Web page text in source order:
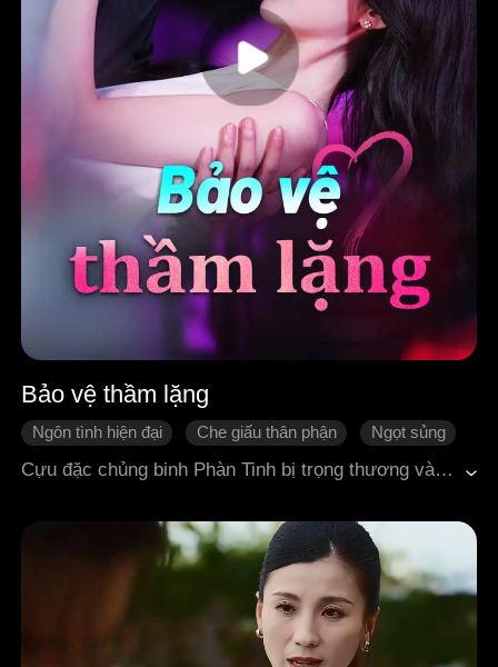
Bảo vệ thầm lặng
Ngôn tình hiện đại Che giấu thân phận
Ngọt sủng
Cưới trước yêu sau
Tổng tài
Cựu đặc chủng binh Phàn Tinh bị trọng thương và buộc phải giải ngũ sau một nhiệm vụ thất bại. Ba năm sau, anh làm bảo vệ tại công ty truyền thông trực thuộc Tập đoàn Hiền Tĩnh, đồng thời âm thầm điều tra chân tướng cái chết của cha mình. Chiến hữu cũ của cha anh là Lâm Hiền tìm đến Phàn Tinh, đề nghị gả con gái Lâm Thần cho anh, nhưng thực chất là muốn anh bí mật bảo vệ cô. Lâm Thần hiện là tổng giám đốc Tập đoàn Hiền Tĩnh. Do ông nội lâm bệnh nặng, việc phân chia cổ phần và tài sản trong tập đoàn rơi vào tranh chấp gay gắt, còn công ty truyền thông cũng trở thành mục tiêu tranh đoạt của nhiều phe phái. Để cướp quyền thừa kế, Lâm Tĩnh, em gái của Lâm Hiền đã thuê sát thủ nhằm đối phó với hai cha con Lâm Hiền và Lâm Thần. Trong quá trình bảo vệ Lâm Thần, Phàn Tinh nhiều lần hóa giải nguy hiểm, và tình cảm giữa hai người cũng dần nảy sinh. Phàn Tinh còn gặp lại chiến hữu Lý Thành, mật danh "Ám Dạ", người âm thầm hỗ trợ anh xử lý hàng loạt vấn đề khó khăn. Trong khi đó, Dương Tử Vy con gái của Lâm Tĩnh, đồng thời là em họ kiêm bạn thân của Lâm Thần bị mẹ sắp xếp vào làm tại Truyền thông Hiền Tĩnh, trở thành một nhân tố bất ổn tiềm tàng bên cạnh Lâm Thần, khiến cuộc đấu đá gia tộc và thương trường càng thêm phức tạp.